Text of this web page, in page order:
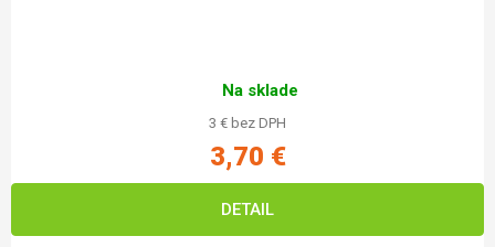
Na sklade
3 € bez DPH
3,70 €
DETAIL